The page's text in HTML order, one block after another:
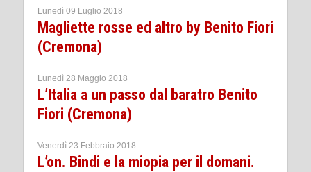
Lunedì 09 Luglio 2018
Magliette rosse ed altro by Benito Fiori
(Cremona)
Lunedì 28 Maggio 2018
L’Italia a un passo dal baratro Benito
Fiori (Cremona)
Venerdì 23 Febbraio 2018
L’on. Bindi e la miopia per il domani.